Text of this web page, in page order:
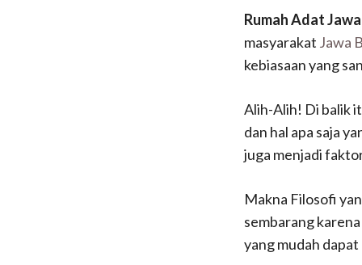
Rumah Adat
masyarakat Jawa
kebiasaan yang
Alih-Alih! Di balik
dan hal apa saja
juga menjadi
Makna Filosofi
sembarang
yang mudah